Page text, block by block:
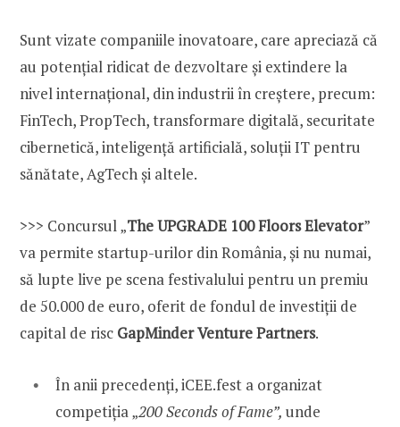
Sunt vizate companiile inovatoare, care apreciază că
au potențial ridicat de dezvoltare și extindere la
nivel internațional, din industrii în creștere, precum:
FinTech, PropTech, transformare digitală, securitate
cibernetică, inteligență artificială, soluții IT pentru
sănătate, AgTech și altele.
>>> Concursul „The UPGRADE 100 Floors Elevator”
va permite startup-urilor din România, și nu numai,
să lupte live pe scena festivalului pentru un premiu
de 50.000 de euro, oferit de fondul de investiții de
capital de risc GapMinder Venture Partners.
În anii precedenți, iCEE.fest a organizat
competiția „200 Seconds of Fame”, unde